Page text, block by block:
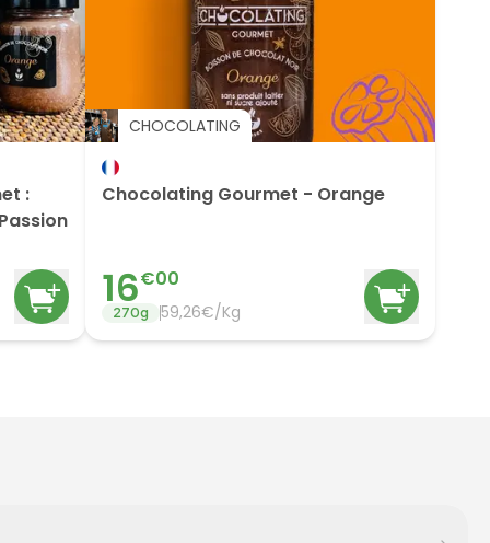
:
CHOCOLATING
Chocolating Gourmet - Orange
16€00
270g 59,26€/Kg